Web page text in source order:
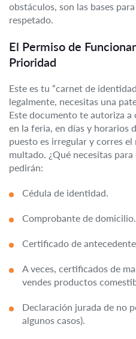
obstáculos, son las bases
respetado.
El Permiso de
Prioridad
Este es tu “carnet de
legalmente, necesitas una
Este documento te autoriza
en la feria, en días y horarios
puesto es irregular y corres
multado. ¿Qué necesitas
pedirán:
Cédula de identidad.
Comprobante de domicilio.
Certificado de
A veces, certificados de
vendes productos
Declaración jurada de no
algunos casos).